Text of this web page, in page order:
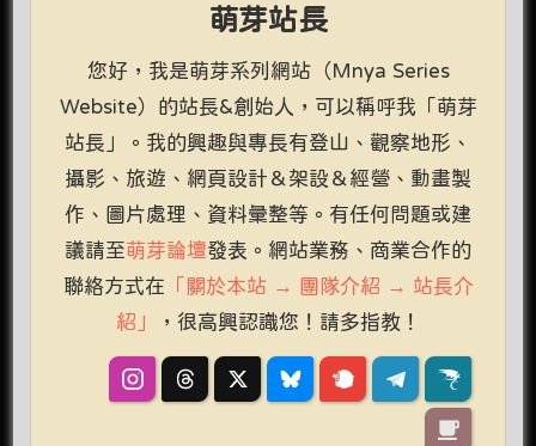
萌芽站長
您好，我是萌芽系列網站（Mnya Series
Website）的站長&創始人，可以稱呼我「萌芽
站長」。我的興趣與專長有登山、觀察地形、
攝影、旅遊、網頁設計＆架設＆經營、動畫製
作、圖片處理、資料彙整等。有任何問題或建
議請至萌芽論壇發表。網站業務、商業合作的
聯絡方式在 「關於本站 → 團隊介紹 → 站長介
紹」
，很高興認識您！請多指教！